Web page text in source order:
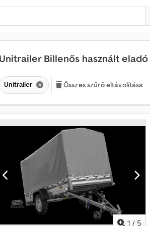
Unitrailer Billenős használt eladó
Unitrailer Összes szűrő eltávolítása
1 / 5